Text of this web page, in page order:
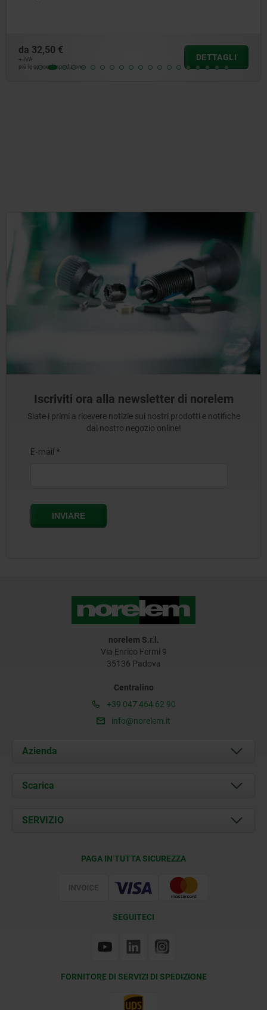
32,50 €
spese di spedizione
DETTAGLI
Iscriviti ora alla newsletter di norelem
Siate i primi a ricevere notizie sui nostri prodotti e notifiche
dal nostro negozio online!
norelem S.r.l.
Via Enrico Fermi 9
35136 Padova
Centralino
+39 047 464 62 90
info@norelem.it
Azienda
Chi siamo
Contatti
Scarica
Documents
SERVIZIO
PAGA IN TUTTA SICUREZZA
SEGUITECI
FORNITORE DI SERVIZI DI SPEDIZIONE